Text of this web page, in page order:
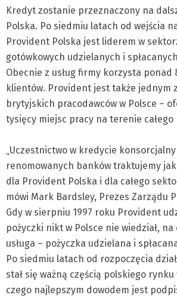
Kredyt zostanie przeznaczony na
Polska. Po siedmiu latach od wejścia
Provident Polska jest liderem w
gotówkowych udzielanych i
Obecnie z usług firmy korzysta ponad
klientów. Provident jest także jednym
brytyjskich pracodawców w Polsce –
tysięcy miejsc pracy na terenie całego
„Uczestnictwo w kredycie
renomowanych banków traktujemy
dla Provident Polska i dla całego
mówi Mark Bardsley, Prezes Zarządu
Gdy w sierpniu 1997 roku Provident
pożyczki nikt w Polsce nie wiedział,
usługa – pożyczka udzielana i
Po siedmiu latach od rozpoczęcia
stał się ważną częścią polskiego
czego najlepszym dowodem jest